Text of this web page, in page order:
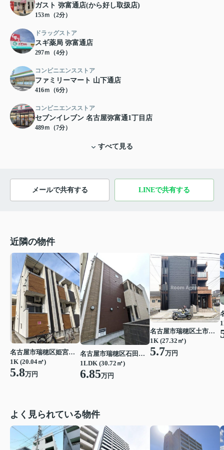
ガスト 弥富通店(から好し取扱店)
153ｍ（2分）
ドラッグストア
スギ薬局 弥富通店
297ｍ（4分）
コンビニエンスストア
ファミリーマート 山下通店
416ｍ（6分）
コンビニエンスストア
セブンイレブン 名古屋弥富通1丁目店
489ｍ（7分）
すべて見る
メールで共有する LINEで共有する
近隣の物件
名古屋市瑞穂区姫宮町１丁目
1K (20.04㎡)
5.8万円
名古屋市瑞穂区石田町１丁目
1LDK (30.72㎡)
6.85万円
名古屋市瑞穂区土市町２丁目
1K (27.32㎡)
5.7万円
よく見られている物件